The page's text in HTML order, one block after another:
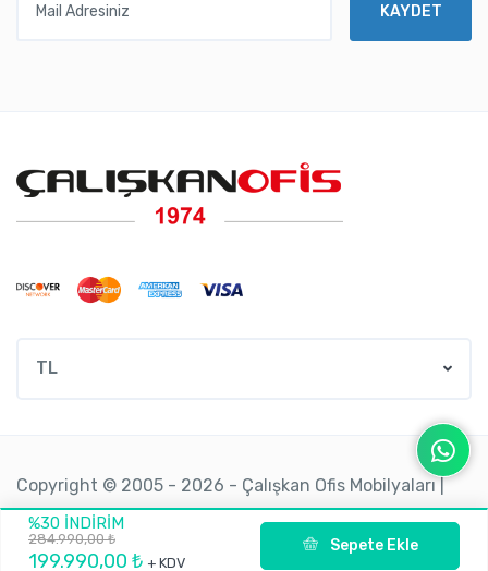
%30 İNDIRIM
284.990,00 ₺
199.990,00 ₺ + KDV
Sepete Ekle
KAYDET
TL
Copyright © 2005 - 2026 - Çalışkan Ofis Mobilyaları |
Tüm Hakları Saklıdır.